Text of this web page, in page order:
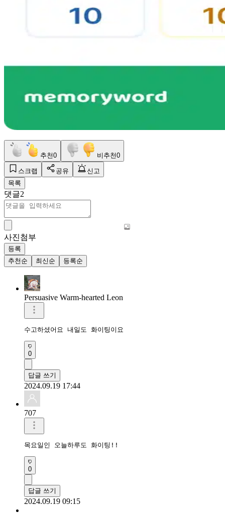
추천0 비추천0
스크랩 공유
신고
목록
댓글2
사진첨부
등록
추천순
최신순 등록순
Persuasive Warm-hearted Leon
수고하셨어요 내일도 화이팅이요
0
답글 쓰기
2024.09.19 17:44
707
목요일인 오늘하루도 화이팅!!
0
답글 쓰기
2024.09.19 09:15